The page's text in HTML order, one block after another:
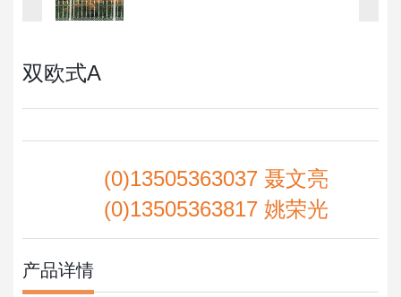
双欧式A
(0)13505363037 聂文亮
(0)13505363817 姚荣光
产品详情